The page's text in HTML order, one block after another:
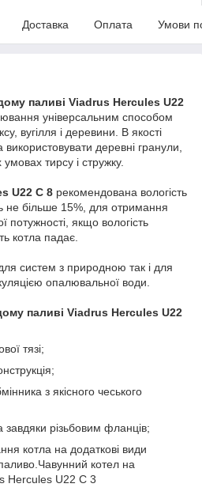
Доставка Оплата Умови
паливі Viadrus Hercules U22
універсальним способом
вугілля і деревини. В якості
деревні гранули,
тирсу і стружку.
U22 C 8 рекомендована вологість
не більше 15%, для отримання
потужності, якщо вологість
котла падає.
систем з природною так і для
опалювальної води.
паливі Viadrus Hercules U22
тязі;
з якісного чеського
завдяки різьбовим фланців;
котла на додаткові види
котел на
Hercules U22 C 3